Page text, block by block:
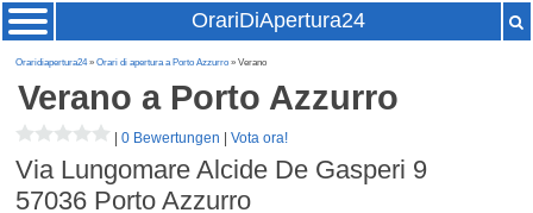
OrariDiApertura24
Oraridiapertura24»Orari di apertura a Porto Azzurro » Verano
Verano a Porto Azzurro
|0 Bewertungen |Vota ora!
Via Lungomare Alcide De Gasperi 9
57036 Porto Azzurro